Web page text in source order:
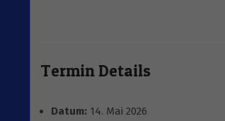
Termin Details
Datum: 14. Mai 2026